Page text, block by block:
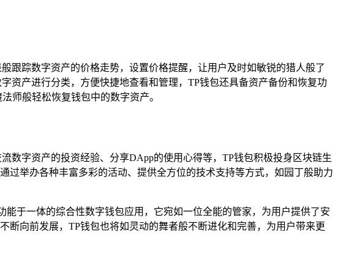
跟踪数字资产的价格走势，设置价格提醒，让用户及时如敏锐的猎人般了
资产进行分类，方便快捷地查看和管理，TP钱包还具备资产备份和恢复功
师般轻松恢复钱包中的数字资产。
数字资产的投资经验、分享DApp的使用心得等，TP钱包积极投身区块链生
举办各种丰富多彩的活动、提供全方位的技术支持等方式，如园丁般助力
于一体的综合性数字钱包应用，它宛如一位全能的管家，为用户提供了安
向前发展，TP钱包也将如灵动的舞者般不断进化和完善，为用户带来更